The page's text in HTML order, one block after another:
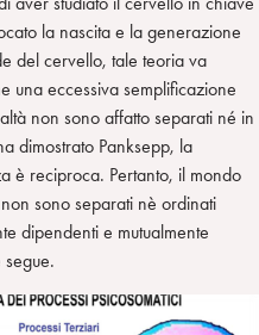
la nascita e la generazione
del cervello, tale teoria va
una eccessiva semplificazione
non sono affatto separati né in
dimostrato Panksepp, la
è reciproca. Pertanto, il mondo
sono separati nè ordinati
dipendenti e mutualmente